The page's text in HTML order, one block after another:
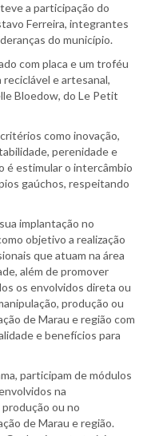
a participação do
Ferreira, integrantes
do município.
com placa e um troféu
e artesanal,
Bloedow, do Le Petit
como inovação,
perenidade e
é estimular o intercâmbio
gaúchos, respeitando
implantação no
objetivo a realização
que atuam na área
além de promover
os envolvidos direta ou
produção ou
de Marau e região com
e benefícios para
participam de módulos
na
produção ou no
de Marau e região.